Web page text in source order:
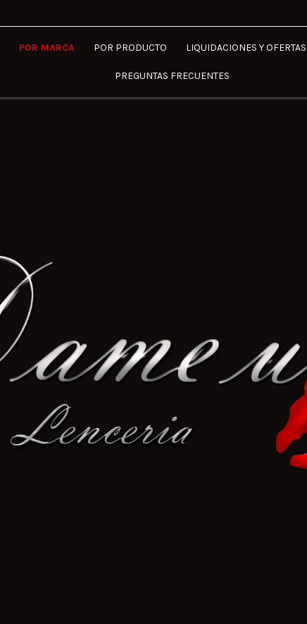
POR MARCA POR PRODUCTO LIQUIDACIONES Y OFERTAS
PREGUNTAS FRECUENTES